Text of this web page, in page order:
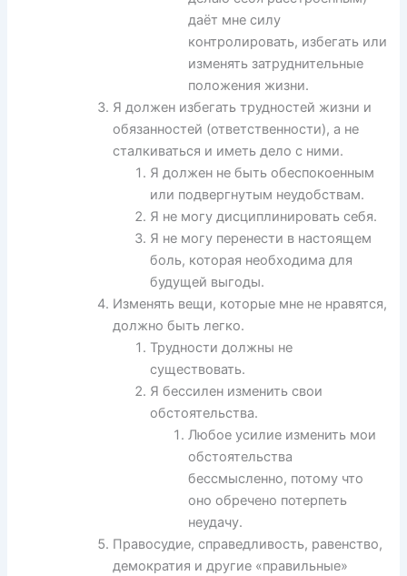
даёт мне силу
контролировать, избегать или
изменять затруднительные
положения жизни.
Я должен избегать трудностей жизни и
обязанностей (ответственности), а не
сталкиваться и иметь дело с ними.
Я должен не быть обеспокоенным
или подвергнутым неудобствам.
Я не могу дисциплинировать себя.
Я не могу перенести в настоящем
боль, которая необходима для
будущей выгоды.
Изменять вещи, которые мне не нравятся,
должно быть легко.
Трудности должны не
существовать.
Я бессилен изменить свои
обстоятельства.
Любое усилие изменить мои
обстоятельства
бессмысленно, потому что
оно обречено потерпеть
неудачу.
Правосудие, справедливость, равенство,
демократия и другие «правильные»